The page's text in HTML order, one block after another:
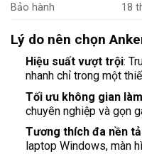
Bảo hành
18
Lý do nên chọn
Hiệu suất vượt trội:
nhanh chỉ trong một
Tối ưu không gian
chuyên nghiệp và gọn
Tương thích đa nền
laptop Windows, màn